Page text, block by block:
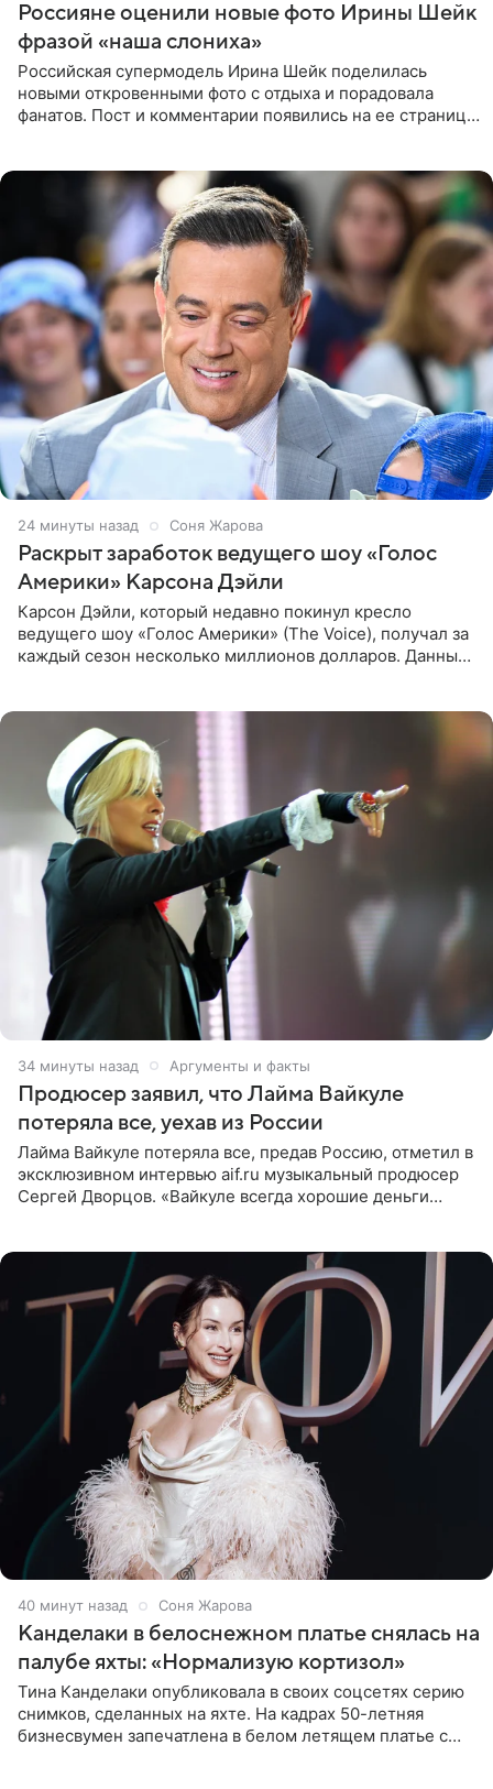
Россияне оценили новые фото Ирины Шейк
фразой «наша слониха»
Российская супермодель Ирина Шейк поделилась
новыми откровенными фото с отдыха и порадовала
фанатов. Пост и комментарии появились на ее странице
24 минуты назад Соня Жарова
Раскрыт заработок ведущего шоу «Голос
Америки» Карсона Дэйли
Карсон Дэйли, который недавно покинул кресло
ведущего шоу «Голос Америки» (The Voice), получал за
каждый сезон несколько миллионов долларов. Данные
34 минуты назад Аргументы и факты
Продюсер заявил, что Лайма Вайкуле
потеряла все, уехав из России
Лайма Вайкуле потеряла все, предав Россию, отметил в
эксклюзивном интервью aif.ru музыкальный продюсер
Сергей Дворцов. «Вайкуле всегда хорошие деньги
40 минут назад Соня Жарова
Канделаки в белоснежном платье снялась на
палубе яхты: «Нормализую кортизол»
Тина Канделаки опубликовала в своих соцсетях серию
снимков, сделанных на яхте. На кадрах 50-летняя
бизнесвумен запечатлена в белом летящем платье с